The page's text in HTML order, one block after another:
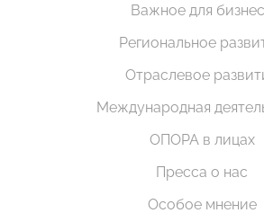
Важное для
Региональное
Отраслевое
Международная
ОПОРА в лицах
Пресса о нас
Особое мнение